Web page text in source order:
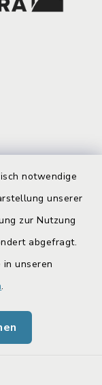
notwendige
unserer
zur Nutzung
abgefragt.
unseren
.